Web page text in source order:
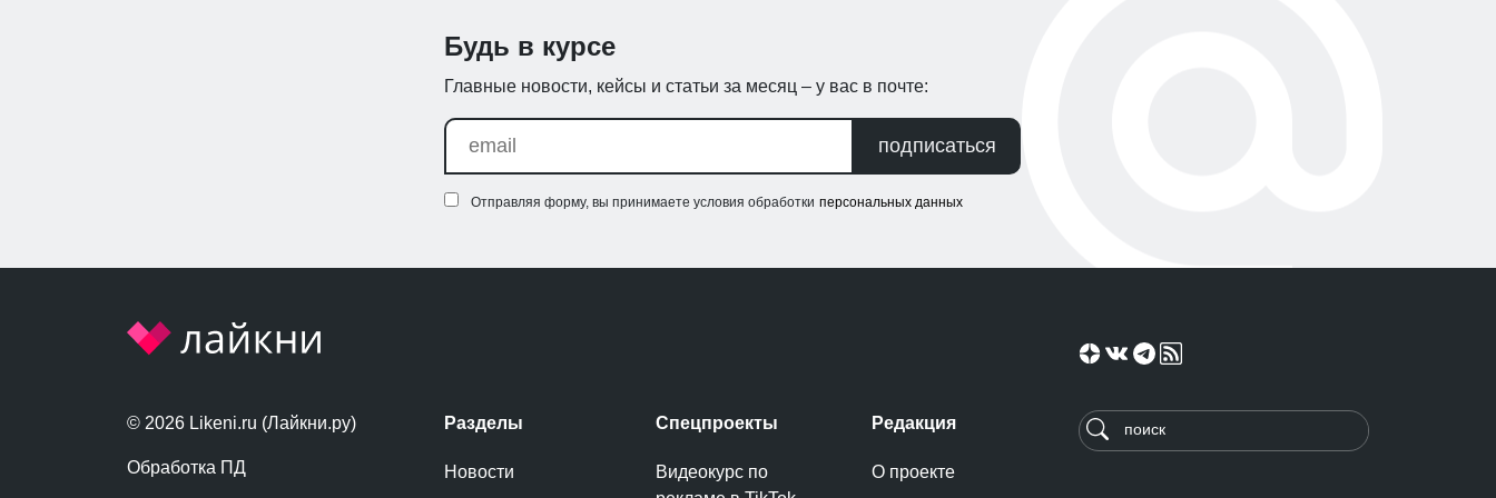
Будь в курсе
Главные новости, кейсы и статьи за месяц – у вас в почте:
подписаться
Отправляя форму, вы принимаете условия обработки персональных данных
© 2026 Likeni.ru (Лайкни.ру)
Обработка ПД
Разделы
Новости
Спецпроекты
Видеокурс по
Редакция
О проекте